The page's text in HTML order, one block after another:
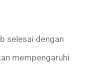
selesai dengan
mempengaruhi